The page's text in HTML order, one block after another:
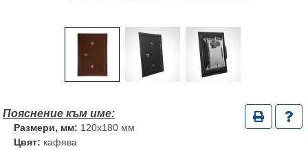
Размери, мм: 120x180 мм
Цвят: кафява